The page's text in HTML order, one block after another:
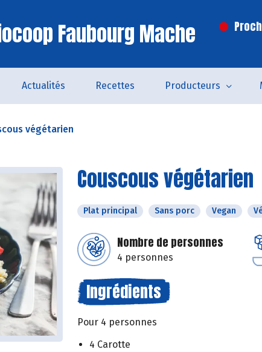
Faubourg Mache
Actualités Recettes Producteurs
végétarien
Couscous végétarien
Plat principal Sans porc Vegan
Nombre de personnes
4 personnes
Ingrédients
Pour 4 personnes
4 Carotte